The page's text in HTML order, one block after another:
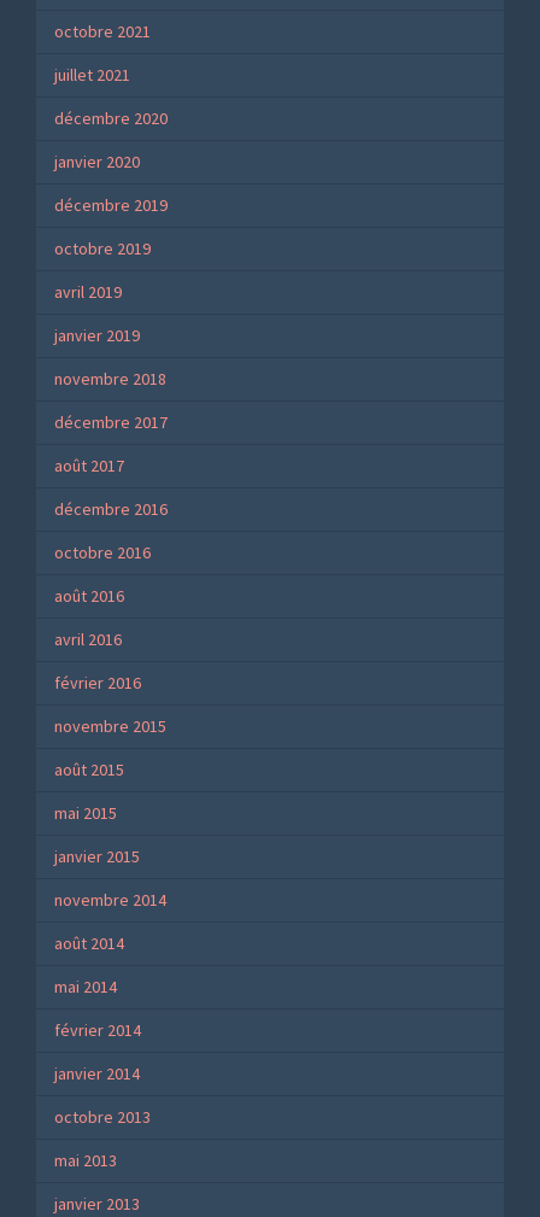
octobre 2021
juillet 2021
décembre 2020
janvier 2020
décembre 2019
octobre 2019
avril 2019
janvier 2019
novembre 2018
décembre 2017
août 2017
décembre 2016
octobre 2016
août 2016
avril 2016
février 2016
novembre 2015
août 2015
mai 2015
janvier 2015
novembre 2014
août 2014
mai 2014
février 2014
janvier 2014
octobre 2013
mai 2013
janvier 2013